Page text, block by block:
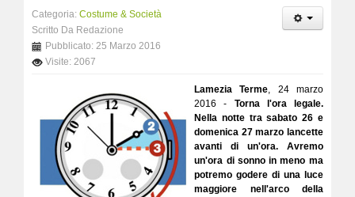
Categoria:Costume & Società
Scritto Da Redazione
Pubblicato: 25 Marzo 2016
Visite: 2067
Lamezia Terme, 24 marzo
2016 - Torna l'ora legale.
Nella notte tra sabato 26 e
domenica 27 marzo lancette
avanti di un'ora. Avremo
un'ora di sonno in meno ma
potremo godere di una luce
maggiore nell'arco della